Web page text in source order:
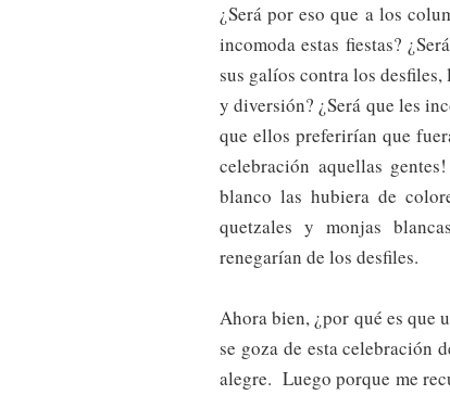
¿Será por eso que a los
incomoda estas fiestas?
sus galíos contra los
y diversión? ¿Será que les
que ellos preferirían que
celebración aquellas
blanco las hubiera de
quetzales y monjas
renegarían de los desfiles.
Ahora bien, ¿por qué es que
se goza de esta celebración
alegre. Luego porque me